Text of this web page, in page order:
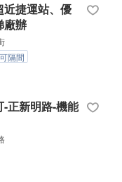
近捷運站、優
廠辦
可隔間
正新明路-機能